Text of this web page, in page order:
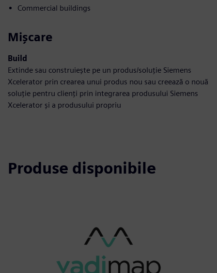
Commercial buildings
Mișcare
Build
Extinde sau construiește pe un produs/soluție Siemens
Xcelerator prin crearea unui produs nou sau creează o nouă
soluție pentru clienți prin integrarea produsului Siemens
Xcelerator și a produsului propriu
Produse disponibile